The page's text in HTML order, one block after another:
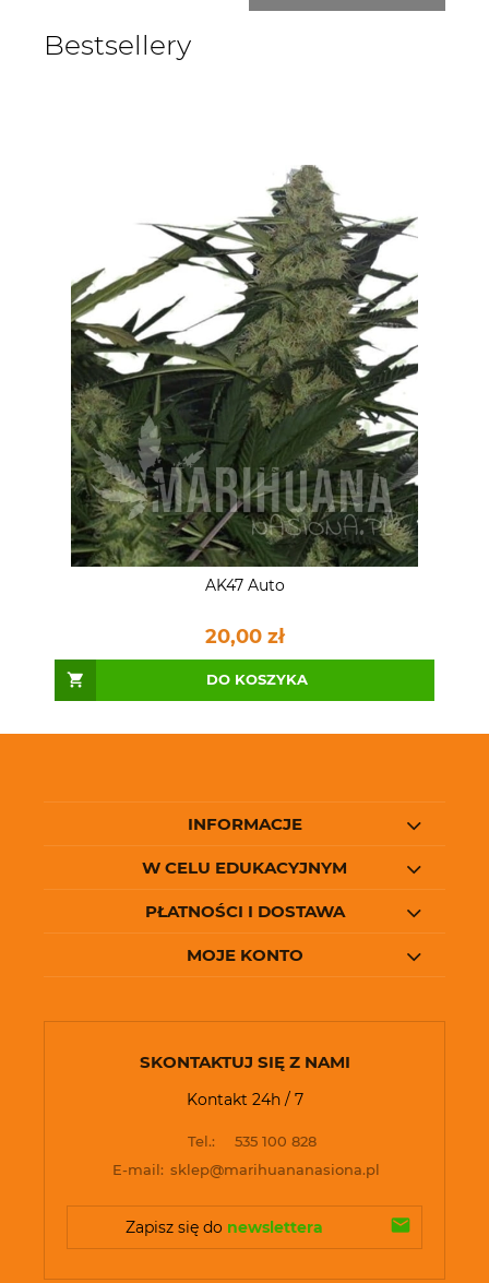
Bestsellery
AK47 Auto
20,00 zł
DO KOSZYKA
INFORMACJE
W CELU EDUKACYJNYM
PŁATNOŚCI I DOSTAWA
MOJE KONTO
SKONTAKTUJ SIĘ Z NAMI
Kontakt 24h / 7
Tel.:
535 100 828
E-mail: sklep@marihuananasiona.pl
Zapisz się do newslettera